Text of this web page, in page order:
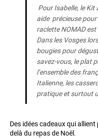
Pour Isabelle, le
aide précieuse pour
raclette NOMAD
Dans les Vosges
bougies pour
savez-vous, le plat
l’ensemble des
Italienne, les
pratique et surtout
Des idées cadeaux qui allient
delà du repas de Noël.